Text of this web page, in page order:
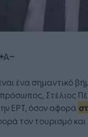
ένα σημαντικό
Στέλιος
ΕΡΤ, όσον αφορά
τον τουρισμό και